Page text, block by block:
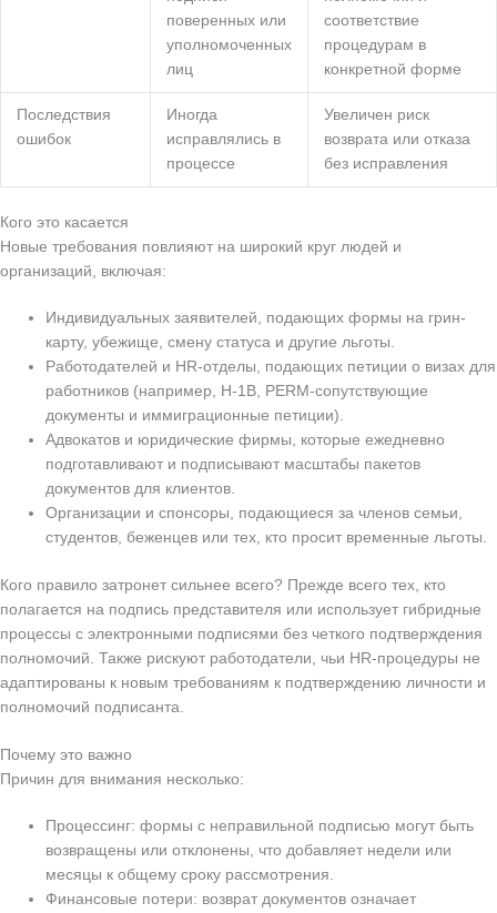
поверенных или
уполномоченных
лиц
соответствие
процедурам в
конкретной форме
Последствия
ошибок
Иногда
исправлялись в
процессе
Увеличен риск
возврата или отказа
без исправления
Кого это касается
Новые требования повлияют на широкий круг людей и
организаций, включая:
Индивидуальных заявителей, подающих формы на грин-
карту, убежище, смену статуса и другие льготы.
Работодателей и HR-отделы, подающих петиции о визах для
работников (например, H-1B, PERM-сопутствующие
документы и иммиграционные петиции).
Адвокатов и юридические фирмы, которые ежедневно
подготавливают и подписывают масштабы пакетов
документов для клиентов.
Организации и спонсоры, подающиеся за членов семьи,
студентов, беженцев или тех, кто просит временные льготы.
Кого правило затронет сильнее всего? Прежде всего тех, кто
полагается на подпись представителя или использует гибридные
процессы с электронными подписями без четкого подтверждения
полномочий. Также рискуют работодатели, чьи HR-процедуры не
адаптированы к новым требованиям к подтверждению личности и
полномочий подписанта.
Почему это важно
Причин для внимания несколько:
Процессинг: формы с неправильной подписью могут быть
возвращены или отклонены, что добавляет недели или
месяцы к общему сроку рассмотрения.
Финансовые потери: возврат документов означает